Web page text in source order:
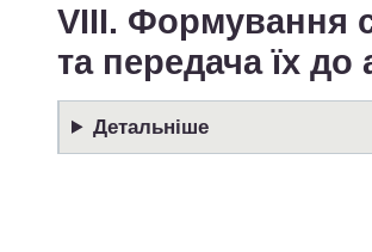
VІІІ. Формування
та передача їх до
Детальніше